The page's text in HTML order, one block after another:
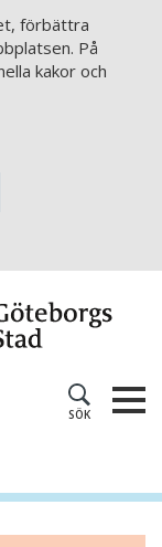
förbättra
På
kakor och
SÖK